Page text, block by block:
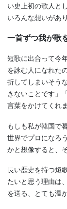
い史上初の歌人と
いろんな想いがあ
一首ずつ我が歌
短歌に出合って今
を詠む人になれた
折してしまいそう
きないことです」
言葉をかけてくれ
もしも私が韓国で
世界でプロになろ
かと想像すると、
長い歴史を持つ短
たいと思う理由は
を送る、とても温